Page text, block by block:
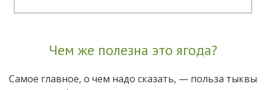
Чем же полезна это ягода?
Самое главное, о чем надо сказать, — польза тыквы